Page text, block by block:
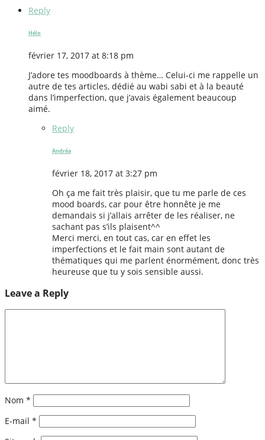
Reply
Hélo
février 17, 2017 at 8:18 pm
J’adore tes moodboards à thème… Celui-ci me rappelle un
autre de tes articles, dédié au wabi sabi et à la beauté
dans l’imperfection, que j’avais également beaucoup
aimé.
Reply
Andréa
février 18, 2017 at 3:27 pm
Oh ça me fait très plaisir, que tu me parle de ces
mood boards, car pour être honnête je me
demandais si j’allais arrêter de les réaliser, ne
sachant pas s’ils plaisent^^
Merci merci, en tout cas, car en effet les
imperfections et le fait main sont autant de
thématiques qui me parlent énormément, donc très
heureuse que tu y sois sensible aussi.
Leave a Reply
Nom *
E-mail *